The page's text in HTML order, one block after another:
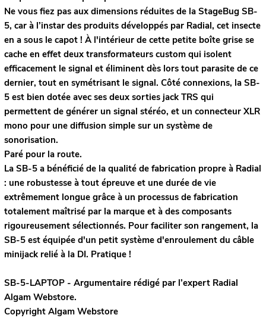
Ne vous fiez pas aux dimensions réduites de la StageBug SB-
5, car à l’instar des produits développés par Radial, cet insecte
en a sous le capot ! À l'intérieur de cette petite boîte grise se
cache en effet deux transformateurs custom qui isolent
efficacement le signal et éliminent dès lors tout parasite de ce
dernier, tout en symétrisant le signal. Côté connexions, la SB-
5 est bien dotée avec ses deux sorties jack TRS qui
permettent de générer un signal stéréo, et un connecteur XLR
mono pour une diffusion simple sur un système de
sonorisation.
Paré pour la route.
La SB-5 a bénéficié de la qualité de fabrication propre à Radial
: une robustesse à tout épreuve et une durée de vie
extrêmement longue grâce à un processus de fabrication
totalement maîtrisé par la marque et à des composants
rigoureusement sélectionnés. Pour faciliter son rangement, la
SB-5 est équipée d'un petit système d'enroulement du câble
minijack relié à la DI. Pratique !
SB-5-LAPTOP - Argumentaire rédigé par l’expert Radial
Algam Webstore.
Copyright Algam Webstore